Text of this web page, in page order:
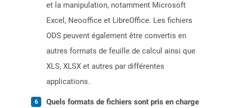
et la manipulation, notamment Microsoft
Excel, Neooffice et LibreOffice. Les fichiers
ODS peuvent également être convertis en
autres formats de feuille de calcul ainsi que
XLS, XLSX et autres par différentes
applications.
Quels formats de fichiers sont pris en charge